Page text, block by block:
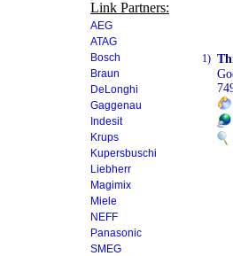
Link Partners:
AEG
ATAG
Bosch
Braun
DeLonghi
Gaggenau
Indesit
Krups
Kupersbuschi
Liebherr
Magimix
Miele
NEFF
Panasonic
SMEG
1)